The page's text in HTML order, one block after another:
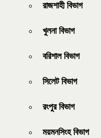
রাজশাহী বিভাগ
খুলনা বিভাগ
বরিশাল বিভাগ
সিলেট বিভাগ
রংপুর বিভাগ
ময়মনসিংহ বিভাগ